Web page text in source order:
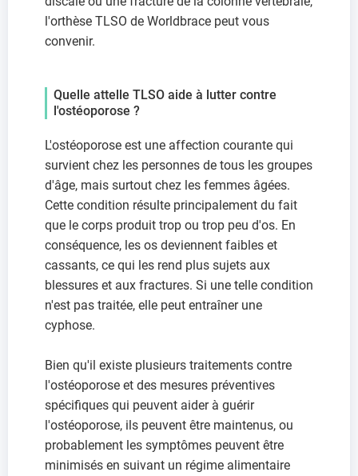
l'orthèse TLSO de Worldbrace peut vous
convenir.
Quelle attelle TLSO aide à lutter contre
l'ostéoporose ?
L'ostéoporose est une affection courante qui
survient chez les personnes de tous les groupes
d'âge, mais surtout chez les femmes âgées.
Cette condition résulte principalement du fait
que le corps produit trop ou trop peu d'os. En
conséquence, les os deviennent faibles et
cassants, ce qui les rend plus sujets aux
blessures et aux fractures. Si une telle condition
n'est pas traitée, elle peut entraîner une
cyphose.
Bien qu'il existe plusieurs traitements contre
l'ostéoporose et des mesures préventives
spécifiques qui peuvent aider à guérir
l'ostéoporose, ils peuvent être maintenus, ou
probablement les symptômes peuvent être
minimisés en suivant un régime alimentaire